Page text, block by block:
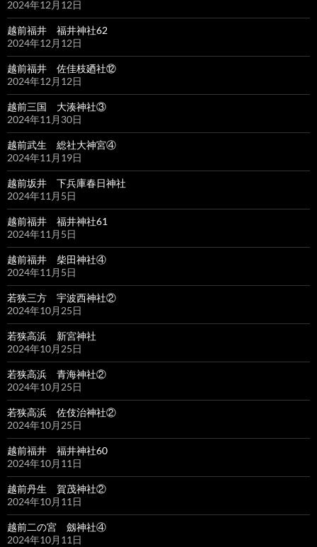
2024年12月12日
越前福井 福井神社62
2024年12月12日
越前福井 佐佳枝廼社⑫
2024年12月12日
越前三国 大湊神社③
2024年11月30日
越前武生 総社大神宮④
2024年11月19日
越前坂井 下兵庫春日神社
2024年11月5日
越前福井 福井神社61
2024年11月5日
越前福井 柴田神社④
2024年11月5日
若狭三方 宇波西神社②
2024年10月25日
若狭高浜 新宮神社
2024年10月25日
若狭高浜 青海神社②
2024年10月25日
若狭高浜 佐伎治神社②
2024年10月25日
越前福井 福井神社60
2024年10月11日
越前丹生 賀茂神社②
2024年10月11日
越前二の宮 劔神社④
2024年10月11日